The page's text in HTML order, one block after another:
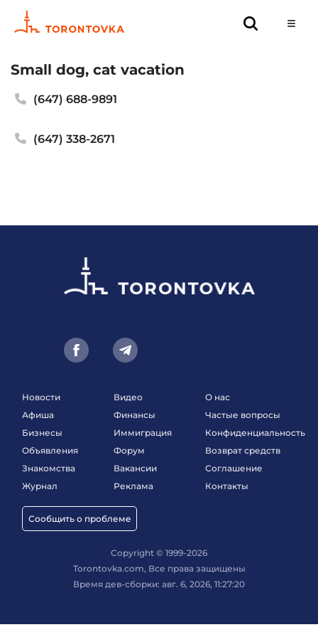
Small dog, cat vacation
(647) 688-9891
(647) 338-2671
Новости
Афиша
Бизнесы
Объявления
Знакомства
Журнал
Сообщить о проблеме
Видео
Финансы
Иммиграция
Форум
Вакансии
Реклама
О нас
Частые вопросы
Конфиденциальность
Возврат средств
Соглашение
Контакты
Copyright © 1999-2026
Torontovka.com, Все права защищены
Время дев-сборки: авг. 6, 2026, 11:27:20